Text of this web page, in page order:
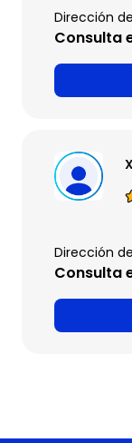
Dirección
Consulta
Dirección
Consulta